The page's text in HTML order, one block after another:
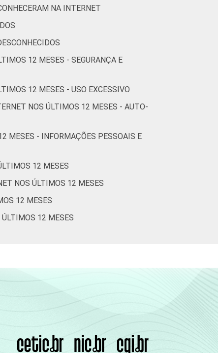
76 8
77 3 7
82
Pesquisa sobre o Uso da Internet
de autopreenchimento.
NA INTERNET
12 MESES - SEGURANÇA E
12 MESES - USO EXCESSIVO
NOS ÚLTIMOS 12 MESES - AUTO-
MESES - INFORMAÇÕES PESSOAIS E
12 MESES
NOS ÚLTIMOS 12 MESES
12 MESES
12 MESES